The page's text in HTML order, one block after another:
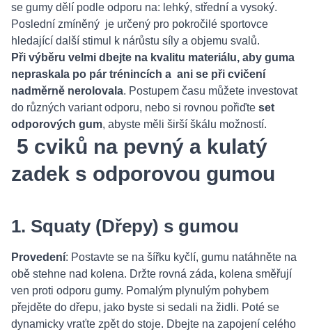
se gumy dělí podle odporu na: lehký, střední a vysoký.
Poslední zmíněný je určený pro pokročilé sportovce
hledající další stimul k nárůstu síly a objemu svalů.
Při výběru velmi dbejte na kvalitu materiálu, aby guma
nepraskala po pár trénincích a ani se při cvičení
nadměrně nerolovala. Postupem času můžete investovat
do různých variant odporu, nebo si rovnou pořiďte set
odporových gum, abyste měli širší škálu možností.
5 cviků na pevný a kulatý
zadek s odporovou gumou
1. Squaty (Dřepy) s gumou
Provedení: Postavte se na šířku kyčlí, gumu natáhněte na
obě stehne nad kolena. Držte rovná záda, kolena směřují
ven proti odporu gumy. Pomalým plynulým pohybem
přejděte do dřepu, jako byste si sedali na židli. Poté se
dynamicky vraťte zpět do stoje. Dbejte na zapojení celého